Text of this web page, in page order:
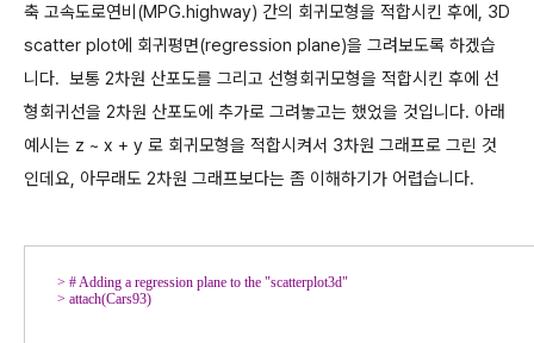
축 고속도로연비(MPG.highway) 간의 회귀모형을 적합시킨 후에, 3D
scatter plot에 회귀평면(regression plane)을 그려보도록 하겠습
니다. 보통 2차원 산포도를 그리고 선형회귀모형을 적합시킨 후에 선
형회귀선을 2차원 산포도에 추가로 그려놓고는 했었을 것입니다. 아래
예시는 z ~ x + y 로 회귀모형을 적합시켜서 3차원 그래프로 그린 것
인데요, 아무래도 2차원 그래프보다는 좀 이해하기가 어렵습니다.
>
> attach(Cars93)